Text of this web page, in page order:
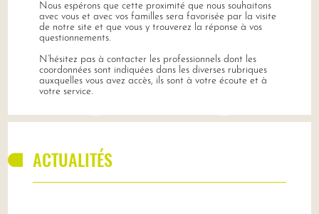
Nous espérons que cette proximité que nous souhaitons
avec vous et avec vos familles sera favorisée par la visite
de notre site et que vous y trouverez la réponse à vos
questionnements.
N’hésitez pas à contacter les professionnels dont les
coordonnées sont indiquées dans les diverses rubriques
auxquelles vous avez accès, ils sont à votre écoute et à
votre service.
ACTUALITÉS